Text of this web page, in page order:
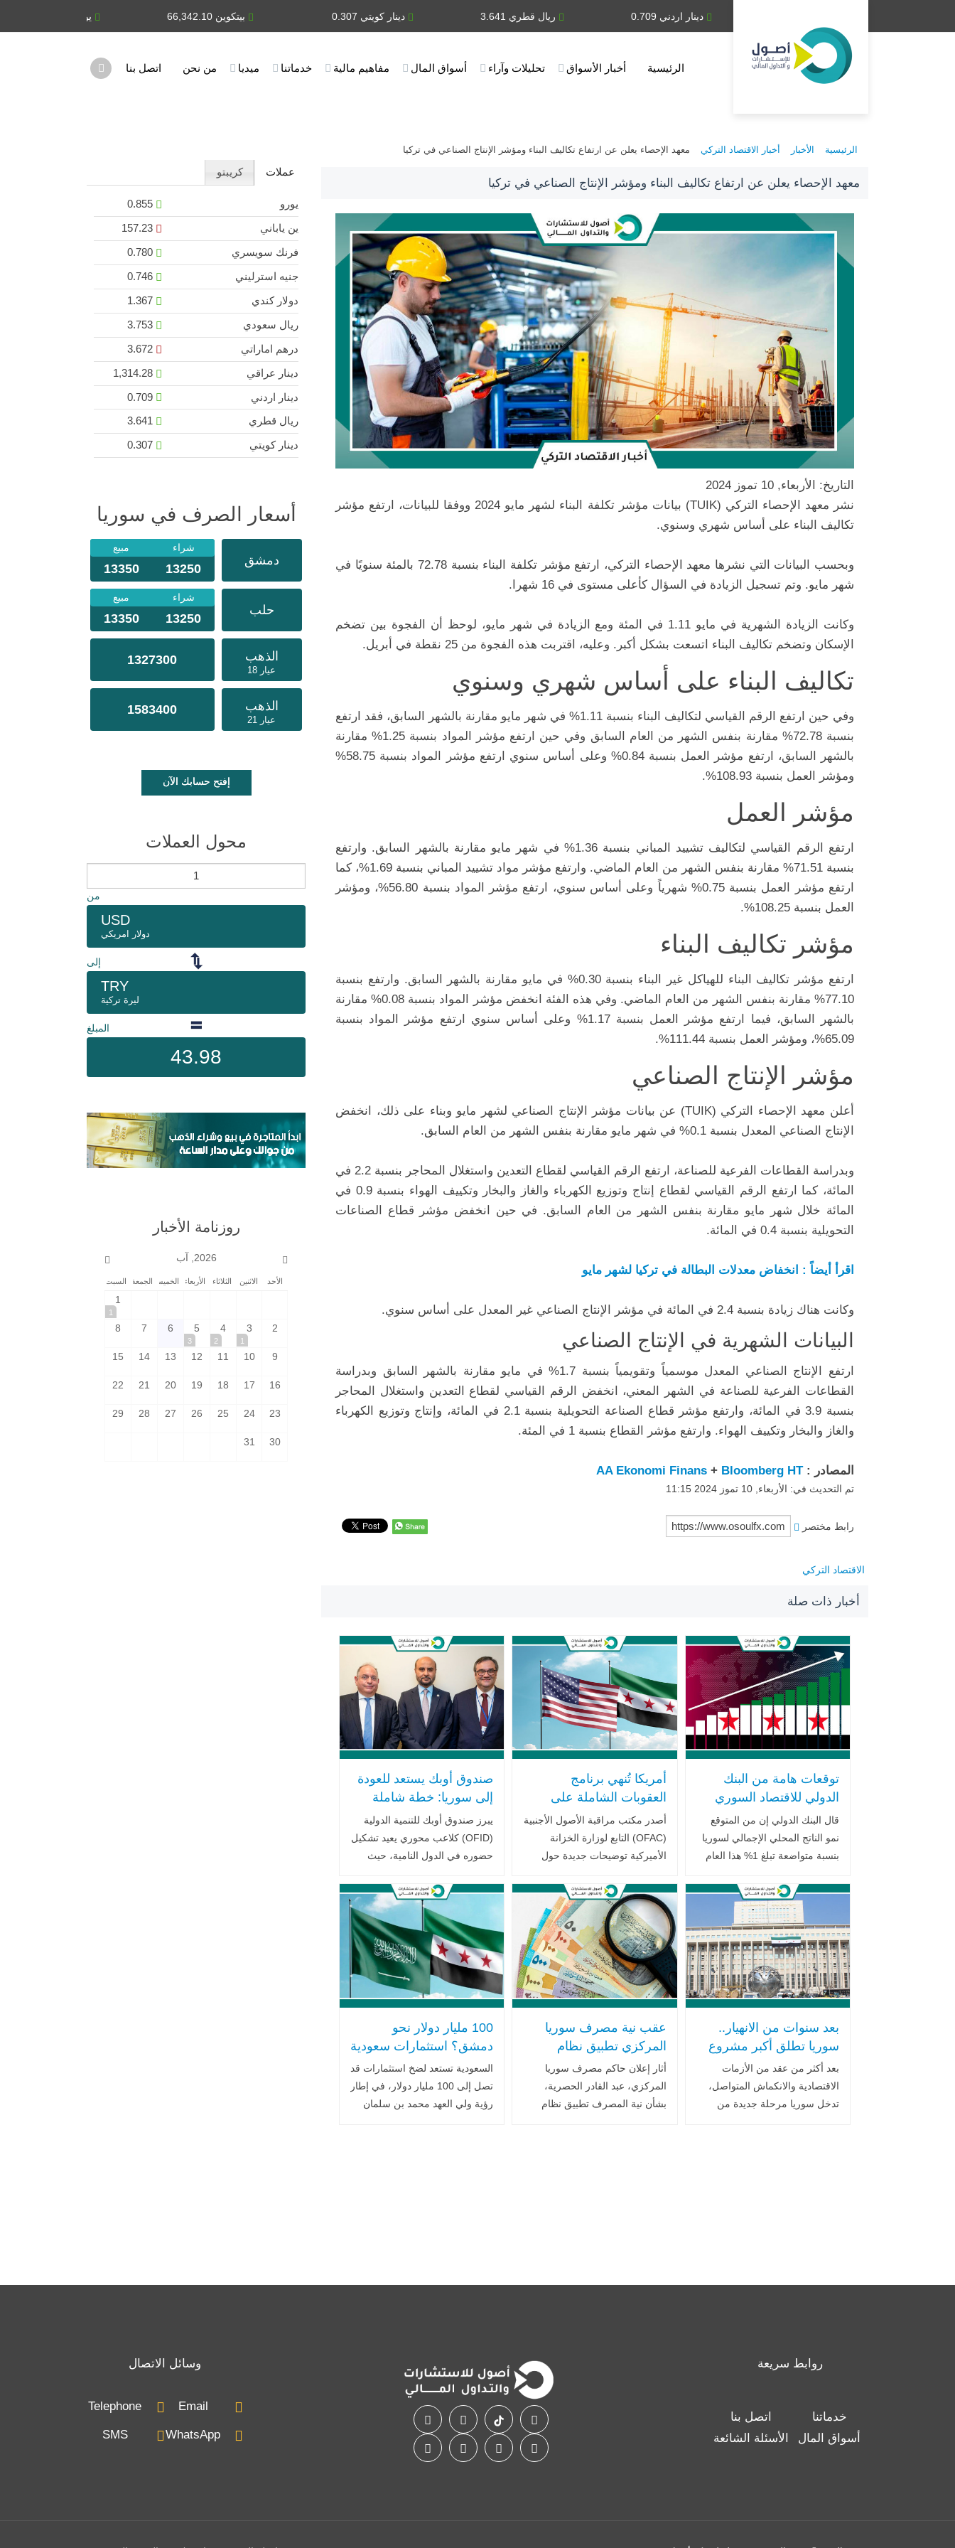
بيتكوين 66,342.10 دينار اردني 0.709 ريال قطري 3.641 دينار كويتي 0.307
الرئيسية أخبار الأسواق تحليلات وآراء أسواق المال مفاهيم مالية خدماتنا ميديا من نحن اتصل بنا
الرئيسية الأخبار أخبار الاقتصاد التركي معهد الإحصاء يعلن عن ارتفاع تكاليف البناء ومؤشر الإنتاج الصناعي في تركيا
معهد الإحصاء يعلن عن ارتفاع تكاليف البناء ومؤشر الإنتاج الصناعي في تركيا
التاريخ: الأربعاء, 10 تموز 2024
نشر معهد الإحصاء التركي (TUIK) بيانات مؤشر تكلفة البناء لشهر مايو 2024 ووفقا للبيانات، ارتفع مؤشر
تكاليف البناء على أساس شهري وسنوي.
وبحسب البيانات التي نشرها معهد الإحصاء التركي، ارتفع مؤشر تكلفة البناء بنسبة 72.78 بالمئة سنويًا في
شهر مايو. وتم تسجيل الزيادة في السؤال كأعلى مستوى في 16 شهرا.
وكانت الزيادة الشهرية في مايو 1.11 في المئة ومع الزيادة في شهر مايو، لوحظ أن الفجوة بين تضخم
الإسكان وتضخم تكاليف البناء اتسعت بشكل أكبر. وعليه، اقتربت هذه الفجوة من 25 نقطة في أبريل.
تكاليف البناء على أساس شهري وسنوي
وفي حين ارتفع الرقم القياسي لتكاليف البناء بنسبة 1.11% في شهر مايو مقارنة بالشهر السابق، فقد ارتفع
بنسبة 72.78% مقارنة بنفس الشهر من العام السابق وفي حين ارتفع مؤشر المواد بنسبة 1.25% مقارنة
بالشهر السابق، ارتفع مؤشر العمل بنسبة 0.84% وعلى أساس سنوي ارتفع مؤشر المواد بنسبة 58.75%
ومؤشر العمل بنسبة 108.93%.
مؤشر العمل
ارتفع الرقم القياسي لتكاليف تشييد المباني بنسبة 1.36% في شهر مايو مقارنة بالشهر السابق. وارتفع
بنسبة 71.51% مقارنة بنفس الشهر من العام الماضي. وارتفع مؤشر مواد تشييد المباني بنسبة 1.69%، كما
ارتفع مؤشر العمل بنسبة 0.75% شهرياً وعلى أساس سنوي، ارتفع مؤشر المواد بنسبة 56.80%، ومؤشر
العمل بنسبة 108.25%.
مؤشر تكاليف البناء
ارتفع مؤشر تكاليف البناء للهياكل غير البناء بنسبة 0.30% في مايو مقارنة بالشهر السابق. وارتفع بنسبة
77.10% مقارنة بنفس الشهر من العام الماضي. وفي هذه الفئة انخفض مؤشر المواد بنسبة 0.08% مقارنة
بالشهر السابق، فيما ارتفع مؤشر العمل بنسبة 1.17% وعلى أساس سنوي ارتفع مؤشر المواد بنسبة
65.09%، ومؤشر العمل بنسبة 111.44%.
مؤشر الإنتاج الصناعي
أعلن معهد الإحصاء التركي (TUIK) عن بيانات مؤشر الإنتاج الصناعي لشهر مايو وبناء على ذلك، انخفض
الإنتاج الصناعي المعدل بنسبة 0.1% في شهر مايو مقارنة بنفس الشهر من العام السابق.
وبدراسة القطاعات الفرعية للصناعة، ارتفع الرقم القياسي لقطاع التعدين واستغلال المحاجر بنسبة 2.2 في
المائة، كما ارتفع الرقم القياسي لقطاع إنتاج وتوزيع الكهرباء والغاز والبخار وتكييف الهواء بنسبة 0.9 في
المائة خلال شهر مايو مقارنة بنفس الشهر من العام السابق. في حين انخفض مؤشر قطاع الصناعات
التحويلية بنسبة 0.4 في المائة.
اقرأ أيضاً : انخفاض معدلات البطالة في تركيا لشهر مايو
وكانت هناك زيادة بنسبة 2.4 في المائة في مؤشر الإنتاج الصناعي غير المعدل على أساس سنوي.
البيانات الشهرية في الإنتاج الصناعي
ارتفع الإنتاج الصناعي المعدل موسمياً وتقويمياً بنسبة 1.7% في مايو مقارنة بالشهر السابق وبدراسة
القطاعات الفرعية للصناعة في الشهر المعني، انخفض الرقم القياسي لقطاع التعدين واستغلال المحاجر
بنسبة 3.9 في المائة، وارتفع مؤشر قطاع الصناعة التحويلية بنسبة 2.1 في المائة، وإنتاج وتوزيع الكهرباء
والغاز والبخار وتكييف الهواء. وارتفع مؤشر القطاع بنسبة 1 في المئة.
المصادر : AA Ekonomi Finans + Bloomberg HT
تم التحديث في: الأربعاء, 10 تموز 2024 11:15
رابط مختصر
الاقتصاد التركي
أخبار ذات صلة
توقعات هامة من البنك
الدولي للاقتصاد السوري
في 2025 في ظل رفع
العقوبات وخطط الإصلاح
قال البنك الدولي إن من المتوقع
نمو الناتج المحلي الإجمالي لسوريا
بنسبة متواضعة تبلغ 1% هذا العام
2024، بحسب ما نقلت
رويترز..اقرأ المزيد
أمريكا تُنهي برنامج
العقوبات الشاملة على
سوريا رسميًا: توضيحات
وتفاصيل وآليات تطبيق
القرار
أصدر مكتب مراقبة الأصول الأجنبية
(OFAC) التابع لوزارة الخزانة
الأميركية توضيحات جديدة حول
وقعه الرئيس دونالد ترامب في 30
حزيران 2025، .. اقرأ المزيد
صندوق أوبك يستعد للعودة
إلى سوريا: خطة شاملة
بالتنسيق مع وزارة المالية
والمصرف المركزي
يبرز صندوق أوبك للتنمية الدولية
(OFID) كلاعب محوري يعيد تشكيل
حضوره في الدول النامية، حيث
الأبرز هو العودة إلى سوريا بعد
انقطاع دام أكثر من عقد من
الزمان .. اقرأ المزيد
بعد سنوات من الانهيار..
سوريا تطلق أكبر مشروع
إصلاح اقتصادي في تاريخها
الحديث
بعد أكثر من عقد من الأزمات
الاقتصادية والانكماش المتواصل،
تدخل سوريا مرحلة جديدة من
عقب نية مصرف سوريا
المركزي تطبيق نظام
التعويم المدار لليرة
السورية .. ماهو ؟
أثار إعلان حاكم مصرف سوريا
المركزي، عبد القادر الحصرية،
بشأن نية المصرف تطبيق نظام
100 مليار دولار نحو
دمشق؟ استثمارات سعودية
تفتح صفحة اقتصادية جديدة
في سوريا
السعودية تستعد لضخ استثمارات قد
تصل إلى 100 مليار دولار، في إطار
رؤية ولي العهد محمد بن سلمان
عملات كريبتو
يورو
ين ياباني
فرنك سويسري
جنيه استرليني
دولار كندي
ريال سعودي
درهم اماراتي
دينار عراقي
دينار اردني
ريال قطري
دينار كويتي
أسعار الصرف في سوريا
دمشق
شراء مبيع
13250
13350
حلب
شراء مبيع
13250
13350
الذهب
عيار 18
1327300
الذهب
عيار 21
1583400
إفتح حسابك الآن
محول العملات
من
USD
دولار امريكي
إلى
TRY
ليرة تركية
المبلغ
43.98
روزنامة الأخبار
2026, آب
الأحد الاثنين الثلاثاء الأربعاء الخميس الجمعة السبت
1
1
2
3
1
4
2
5
3
6
7
8
9
10
11
12
13
14
15
16
17
18
19
20
21
22
23
24
25
26
27
28
29
30
31
روابط سريعة
خدماتنا
اتصل بنا
أسواق المال
الأسئلة الشائعة
وسائل الاتصال
Email
Telephone
WhatsApp
SMS